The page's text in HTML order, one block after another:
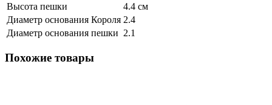
Высота пешки
4.4 см
Диаметр основания Короля 2.4
Диаметр основания пешки 2.1
Похожие товары